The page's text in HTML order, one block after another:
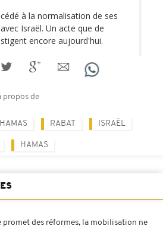
à la normalisation de ses
Israël. Un acte que de
encore aujourd'hui.
propos de
RABAT ISRAËL
HAMAS
promet des réformes, la mobilisation ne